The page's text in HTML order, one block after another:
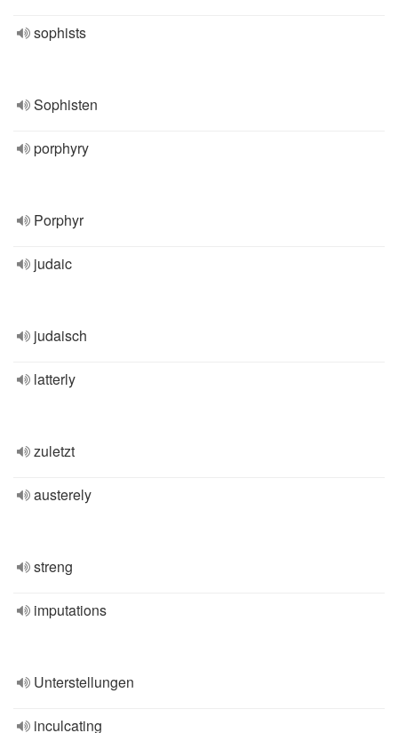
sophists
Sophisten
porphyry
Porphyr
judaic
judaisch
latterly
zuletzt
austerely
streng
imputations
Unterstellungen
inculcating